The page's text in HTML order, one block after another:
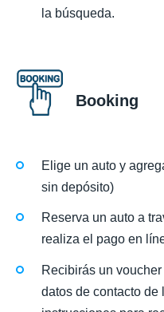
la búsqueda.
Booking
Elige un auto y
sin depósito)
Reserva un auto a
realiza el pago en
Recibirás un
datos de contacto de